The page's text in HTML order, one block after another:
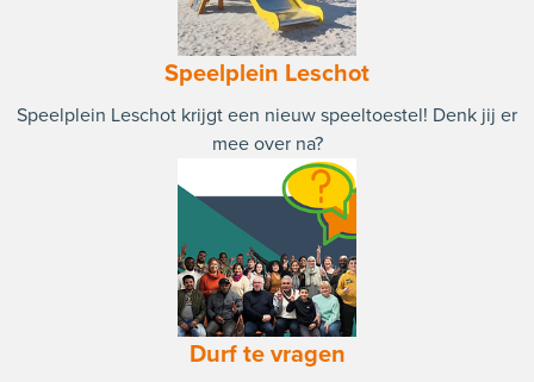
Speelplein Leschot
Speelplein Leschot krijgt een nieuw speeltoestel! Denk jij er
mee over na?
Durf te vragen